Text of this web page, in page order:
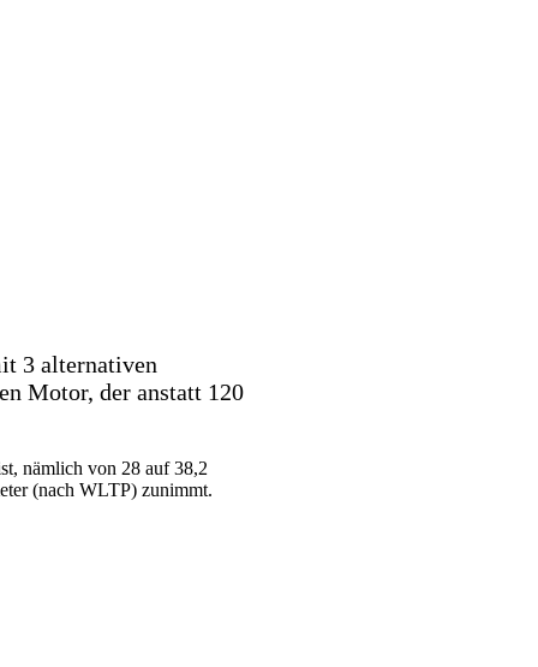
3 alternativen
Motor, der anstatt 120
nämlich von 28 auf 38,2
(nach WLTP) zunimmt.